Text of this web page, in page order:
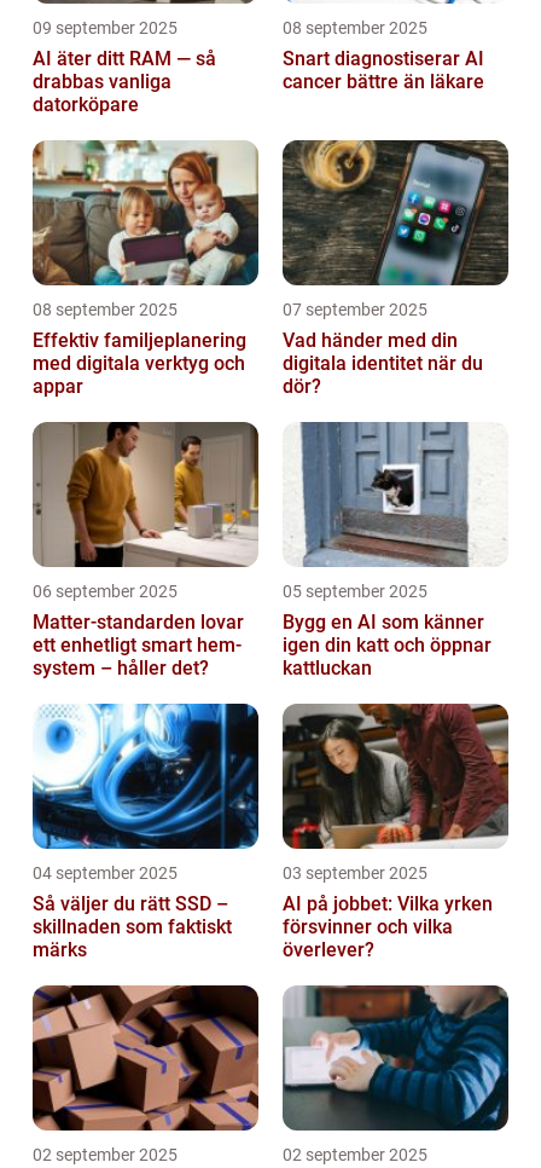
09 september 2025
AI äter ditt RAM — så
drabbas vanliga
datorköpare
08 september 2025
Snart diagnostiserar AI
cancer bättre än läkare
08 september 2025
Effektiv familjeplanering
med digitala verktyg och
appar
07 september 2025
Vad händer med din
digitala identitet när du
dör?
06 september 2025
Matter-standarden lovar
ett enhetligt smart hem-
system – håller det?
05 september 2025
Bygg en AI som känner
igen din katt och öppnar
kattluckan
04 september 2025
Så väljer du rätt SSD –
skillnaden som faktiskt
märks
03 september 2025
AI på jobbet: Vilka yrken
försvinner och vilka
överlever?
02 september 2025 02 september 2025